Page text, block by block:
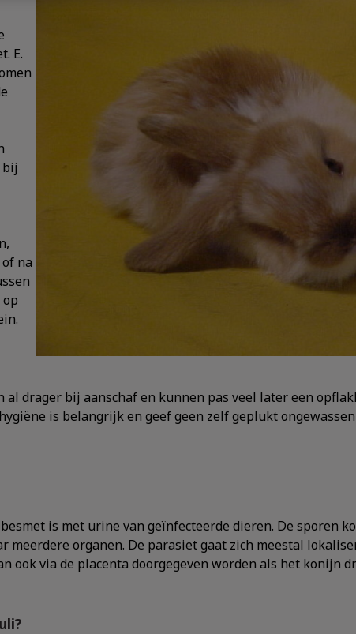
E.
bij
na
drager bij aanschaf en kunnen pas veel later een
is belangrijk en geef geen zelf geplukt
is met urine van geïnfecteerde dieren. De sporen
meerdere organen. De parasiet gaat zich meestal
ook via de placenta doorgegeven worden als het konijn